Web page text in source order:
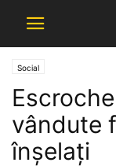
Social
vândute
înșelați